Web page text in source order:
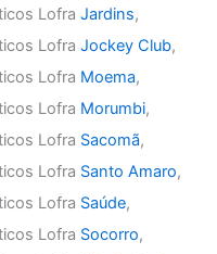
LofraJardins,
LofraJockey Club,
Lofra Moema,
Lofra Morumbi,
Lofra Sacomã,
Lofra Santo Amaro,
Lofra Saúde,
Lofra Socorro,